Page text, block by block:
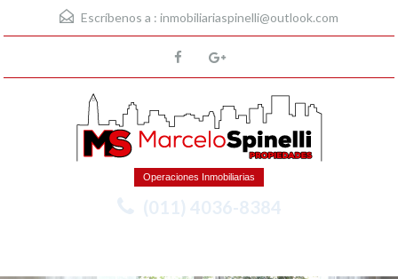
Escríbenos a : inmobiliariaspinelli@outlook.com
Operaciones Inmobiliarias
(011) 4036-8384